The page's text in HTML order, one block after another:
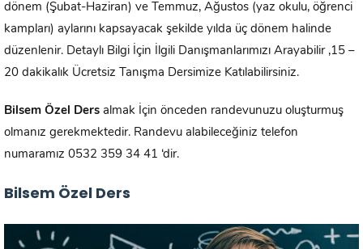
dönem (Şubat-Haziran) ve Temmuz, Ağustos (yaz okulu, öğrenci
kampları) aylarını kapsayacak şekilde yılda üç dönem halinde
düzenlenir. Detaylı Bilgi İçin İlgili Danışmanlarımızı Arayabilir ,15 –
20 dakikalık Ücretsiz Tanışma Dersimize Katılabilirsiniz.
Bilsem Özel Ders almak İçin önceden randevunuzu oluşturmuş
olmanız gerekmektedir. Randevu alabileceğiniz telefon
numaramız 0532 359 34 41 ‘dir.
Bilsem Özel Ders